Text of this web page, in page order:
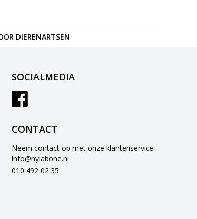
DIERENARTSEN
SOCIALMEDIA
CONTACT
Neem contact op met onze klantenservice
info@nylabone.nl
010 492 02 35